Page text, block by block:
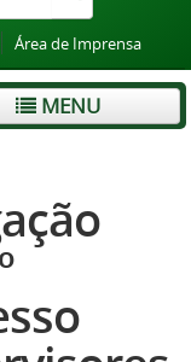
Área de Imprensa
MENU